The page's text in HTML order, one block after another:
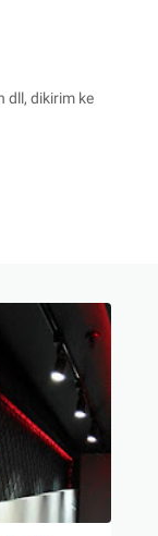
dll, dikirim ke